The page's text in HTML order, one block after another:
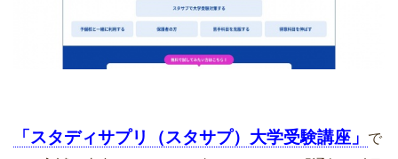
「スタディサプリ（スタサプ）大学受験講座」
で